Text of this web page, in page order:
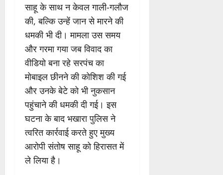
साहू के साथ न केवल गाली-गलौज
की, बल्कि उन्हें जान से मारने की
धमकी भी दी। मामला उस समय
और गरमा गया जब विवाद का
वीडियो बना रहे सरपंच का
मोबाइल छीनने की कोशिश की गई
और उनके बेटे को भी नुकसान
पहुंचाने की धमकी दी गई। इस
घटना के बाद भखारा पुलिस ने
त्वरित कार्रवाई करते हुए मुख्य
आरोपी संतोष साहू को हिरासत में
ले लिया है।